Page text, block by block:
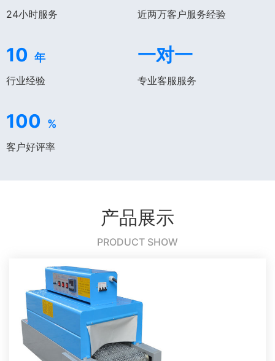
24小时服务 近两万客户服务经验
10 年
行业经验
一对一
专业客服服务
100 %
客户好评率
产品展示
PRODUCT SHOW